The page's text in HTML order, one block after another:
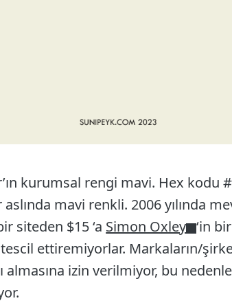
kurumsal rengi mavi. Hex kodu
mavi renkli. 2006 yılında
siteden $15 ‘a Simon Oxley ‘in
ettiremiyorlar. Markaların/
almasına izin verilmiyor, bu